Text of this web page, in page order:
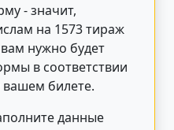
- значит,
на 1573 тираж
нужно будет
в соответствии
вашем билете.
данные